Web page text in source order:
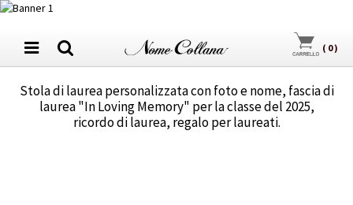
( 0)
Stola di laurea personalizzata con foto e nome, fascia di
laurea "In Loving Memory" per la classe del 2025,
ricordo di laurea, regalo per laureati.